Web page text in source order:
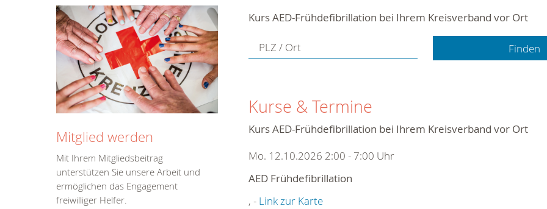
Kurs AED-Frühdefibrillation bei Ihrem Kreisverband vor Ort
PLZ / Ort
Kurse & Termine
Kurs AED-Frühdefibrillation bei Ihrem Kreisverband vor Ort
Mo. 12.10.2026 2:00 - 7:00 Uhr
AED Frühdefibrillation
, - Link zur Karte
Mitglied werden
Mit Ihrem Mitgliedsbeitrag
unterstützen Sie unsere Arbeit und
ermöglichen das Engagement
freiwilliger Helfer.